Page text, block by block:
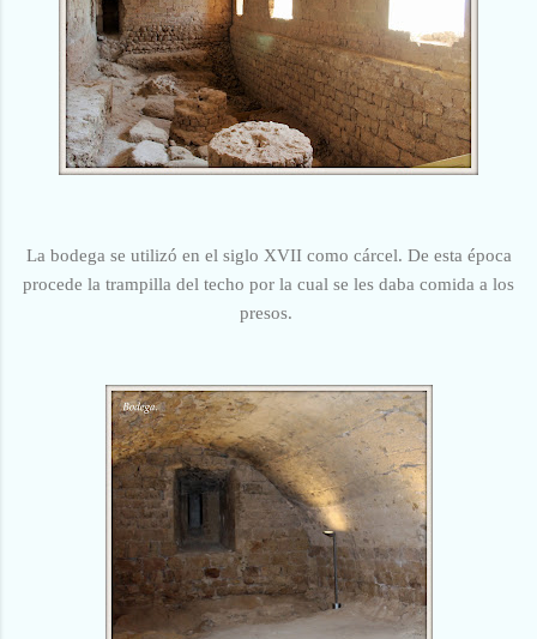
La bodega se utilizó en el siglo XVII como cárcel. De esta época
procede la trampilla del techo por la cual se les daba comida a los
presos.